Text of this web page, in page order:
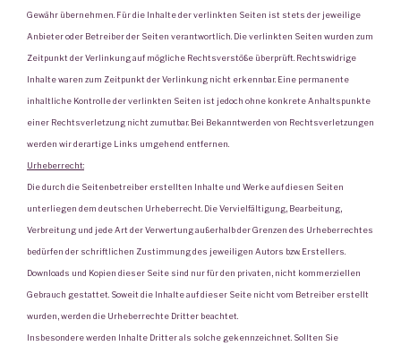
Gewähr übernehmen. Für die Inhalte der verlinkten Seiten ist stets der jeweilige
Anbieter oder Betreiber der Seiten verantwortlich. Die verlinkten Seiten wurden zum
Zeitpunkt der Verlinkung auf mögliche Rechtsverstöße überprüft. Rechtswidrige
Inhalte waren zum Zeitpunkt der Verlinkung nicht erkennbar. Eine permanente
inhaltliche Kontrolle der verlinkten Seiten ist jedoch ohne konkrete Anhaltspunkte
einer Rechtsverletzung nicht zumutbar. Bei Bekanntwerden von Rechtsverletzungen
werden wir derartige Links umgehend entfernen.
Urheberrecht:
Die durch die Seitenbetreiber erstellten Inhalte und Werke auf diesen Seiten
unterliegen dem deutschen Urheberrecht. Die Vervielfältigung, Bearbeitung,
Verbreitung und jede Art der Verwertung außerhalb der Grenzen des Urheberrechtes
bedürfen der schriftlichen Zustimmung des jeweiligen Autors bzw. Erstellers.
Downloads und Kopien dieser Seite sind nur für den privaten, nicht kommerziellen
Gebrauch gestattet. Soweit die Inhalte auf dieser Seite nicht vom Betreiber erstellt
wurden, werden die Urheberrechte Dritter beachtet.
Insbesondere werden Inhalte Dritter als solche gekennzeichnet. Sollten Sie